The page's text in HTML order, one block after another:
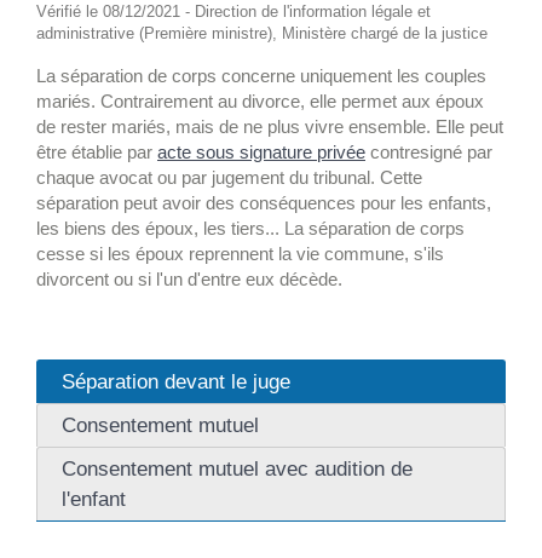
Vérifié le 08/12/2021 - Direction de l'information légale et
administrative (Première ministre), Ministère chargé de la justice
La séparation de corps concerne uniquement les couples
mariés. Contrairement au divorce, elle permet aux époux
de rester mariés, mais de ne plus vivre ensemble. Elle peut
être établie par acte sous signature privée contresigné par
chaque avocat ou par jugement du tribunal. Cette
séparation peut avoir des conséquences pour les enfants,
les biens des époux, les tiers... La séparation de corps
cesse si les époux reprennent la vie commune, s'ils
divorcent ou si l'un d'entre eux décède.
Séparation devant le juge
Consentement mutuel
Consentement mutuel avec audition de
l'enfant